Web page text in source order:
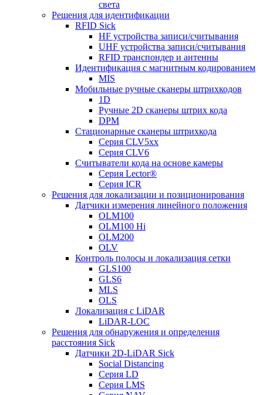
света
Решения для идентификации
RFID Sick
HF устройства записи/считывания
UHF устройства записи/считывания
RFID транспондер и антенны
Идентификация с магнитным кодированием
MIS
Мобильные ручные сканеры штрихкодов
1D
Ручные 2D сканеры штрих кода
DPM
Стационарные сканеры штрихкода
Серия CLV5xx
Серия CLV6
Считыватели кода на основе камеры
Серия Lector®
Серия ICR
Решения для локализации и позиционирования
Датчики измерения линейного положения
OLM100
OLM100 Hi
OLM200
OLV
Контроль полосы и локализация сетки
GLS100
GLS6
MLS
OLS
Локализация с LiDAR
LiDAR-LOC
Решения для обнаружения и определения
расстояния Sick
Датчики 2D-LiDAR Sick
Social Distancing
Серия LD
Серия LMS